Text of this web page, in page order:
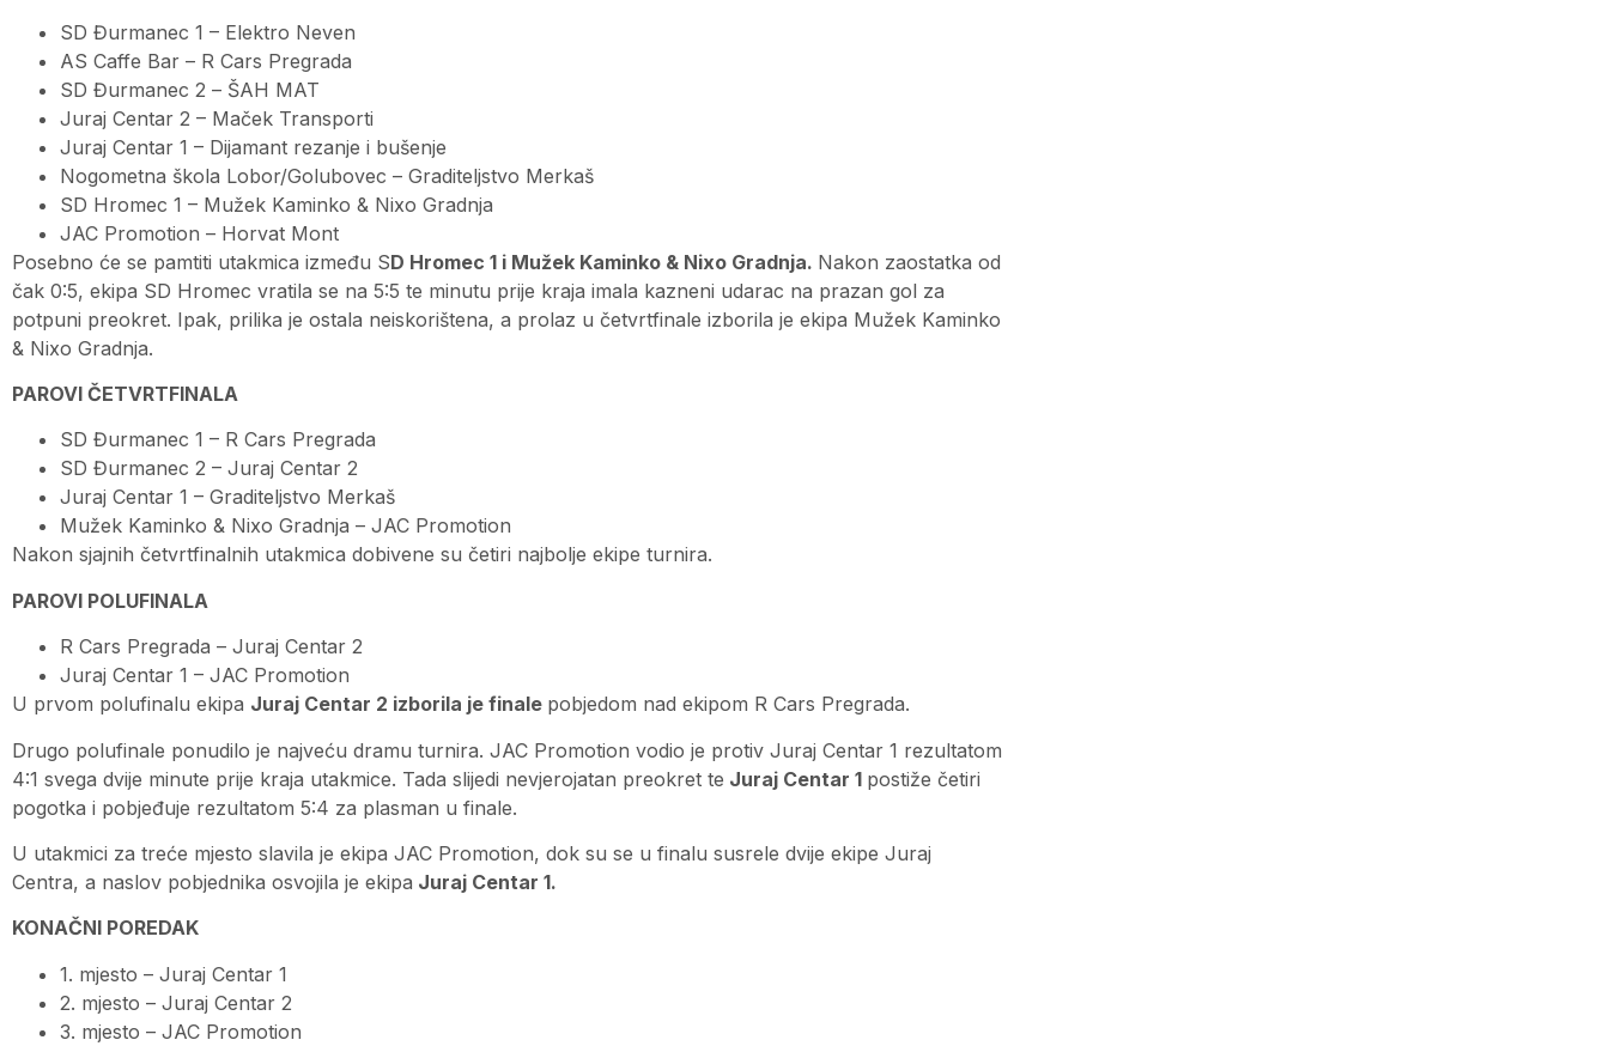
SD Đurmanec 1 – Elektro Neven
AS Caffe Bar – R Cars Pregrada
SD Đurmanec 2 – ŠAH MAT
Juraj Centar 2 – Maček Transporti
Juraj Centar 1 – Dijamant rezanje i bušenje
Nogometna škola Lobor/Golubovec – Graditeljstvo Merkaš
SD Hromec 1 – Mužek Kaminko & Nixo Gradnja
JAC Promotion – Horvat Mont
Posebno će se pamtiti utakmica između SD Hromec 1 i Mužek Kaminko & Nixo Gradnja. Nakon zaostatka od
čak 0:5, ekipa SD Hromec vratila se na 5:5 te minutu prije kraja imala kazneni udarac na prazan gol za
potpuni preokret. Ipak, prilika je ostala neiskorištena, a prolaz u četvrtfinale izborila je ekipa Mužek Kaminko
& Nixo Gradnja.
PAROVI ČETVRTFINALA
SD Đurmanec 1 – R Cars Pregrada
SD Đurmanec 2 – Juraj Centar 2
Juraj Centar 1 – Graditeljstvo Merkaš
Mužek Kaminko & Nixo Gradnja – JAC Promotion
Nakon sjajnih četvrtfinalnih utakmica dobivene su četiri najbolje ekipe turnira.
PAROVI POLUFINALA
R Cars Pregrada – Juraj Centar 2
Juraj Centar 1 – JAC Promotion
U prvom polufinalu ekipa Juraj Centar 2 izborila je finale pobjedom nad ekipom R Cars Pregrada.
Drugo polufinale ponudilo je najveću dramu turnira. JAC Promotion vodio je protiv Juraj Centar 1 rezultatom
4:1 svega dvije minute prije kraja utakmice. Tada slijedi nevjerojatan preokret te Juraj Centar 1 postiže četiri
pogotka i pobjeđuje rezultatom 5:4 za plasman u finale.
U utakmici za treće mjesto slavila je ekipa JAC Promotion, dok su se u finalu susrele dvije ekipe Juraj
Centra, a naslov pobjednika osvojila je ekipa Juraj Centar 1.
KONAČNI POREDAK
1. mjesto – Juraj Centar 1
2. mjesto – Juraj Centar 2
3. mjesto – JAC Promotion